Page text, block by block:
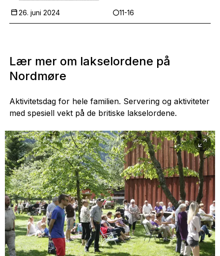
26. juni 2024
11-16
Lær mer om lakselordene på
Nordmøre
Aktivitetsdag for hele familien. Servering og aktiviteter
med spesiell vekt på de britiske lakselordene.